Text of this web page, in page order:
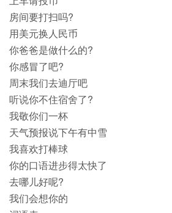
房间要打扫吗?
用美元换人民币
你爸爸是做什么的?
你感冒了吧?
周末我们去迪厅吧
听说你不住宿舍了?
我敬你们一杯
天气预报说下午有中雪
我喜欢打棒球
你的口语进步得太快了
去哪儿好呢?
我们会想你的